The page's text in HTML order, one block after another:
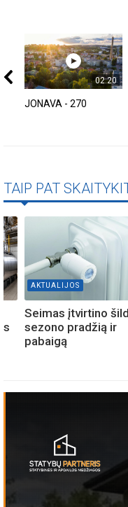
02:20
JONAVA - 270
TAIP PAT
AKTUALIJOS
Seimas įtvirtino
sezono pradžią ir
pabaigą